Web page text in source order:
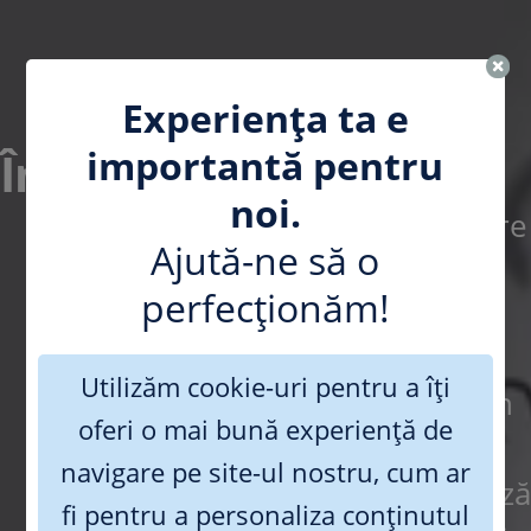
Întrebări frecvente
Ești curios să afli mai multe despre
cum funcționează sistemul de
pensii private din România?
Vrei să știi câți bani ai acumulat în
contul tău de pensie privată și
când îi poți retrage? Te interesează
Experiența ta e
importantă pentru
noi.
Ajută-ne să o
perfecționăm!
Utilizăm cookie-uri pentru a îți
oferi o mai bună experiență de
navigare pe site-ul nostru, cum ar
fi pentru a personaliza conținutul